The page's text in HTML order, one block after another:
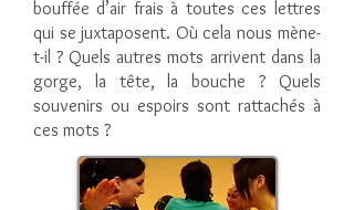
bouffée d’air frais à toutes ces lettres
qui se juxtaposent. Où cela nous mène-
t-il ? Quels autres mots arrivent dans la
gorge, la tête, la bouche ? Quels
souvenirs ou espoirs sont rattachés à
ces mots ?